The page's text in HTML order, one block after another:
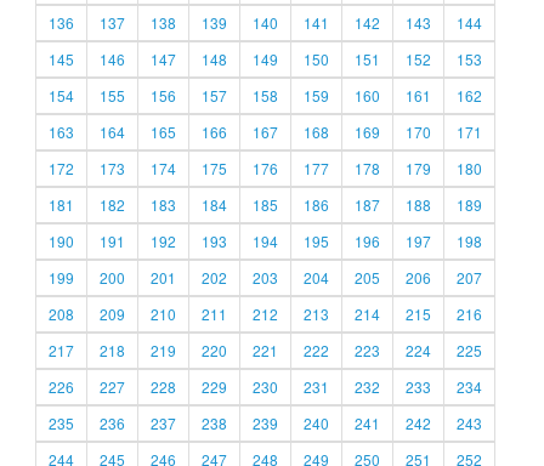
136
137 138 139 140 141 142 143
144
145
146 147 148 149 150 151 152
153
154
155 156 157 158 159 160 161
162
163
164 165 166 167 168 169 170
171
172
173 174 175 176 177 178 179
180
181
182 183 184 185 186 187 188
189
190
191 192 193 194 195 196 197
198
199
200 201 202 203 204 205 206
207
208
209 210 211 212 213 214 215
216
217
218 219 220 221 222 223 224
225
226
227 228 229 230 231 232 233
234
235
236 237 238 239 240 241 242
243
244
245 246 247 248 249 250 251 252